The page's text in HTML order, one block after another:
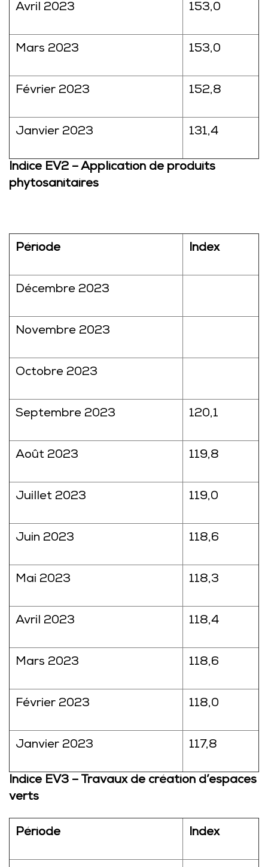
Avril 2023 153,0
Mars 2023 153,0
Février 2023 152,8
Janvier 2023 131,4
Indice EV2 – Application de produits
phytosanitaires
Période Index
Décembre 2023
Novembre 2023
Octobre 2023
Septembre 2023 120,1
Août 2023 119,8
Juillet 2023 119,0
Juin 2023 118,6
Mai 2023 118,3
Avril 2023 118,4
Mars 2023 118,6
Février 2023 118,0
Janvier 2023 117,8
Indice EV3 – Travaux de création d’espaces
verts
Période Index